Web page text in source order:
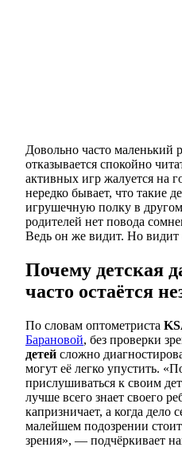
Довольно часто маленький
отказывается спокойно
активных игр жалуется на
нередко бывает, что такие
игрушечную полку в
родителей нет повода
Ведь он же видит. Но
Почему детская
часто остаётся
По словам оптометриста
Барановой, без проверки
детей сложно
могут её легко упустить.
прислушиваться к своим
лучше всего знает своего
капризничает, а когда дело
малейшем подозрении
зрения», — подчёркивает